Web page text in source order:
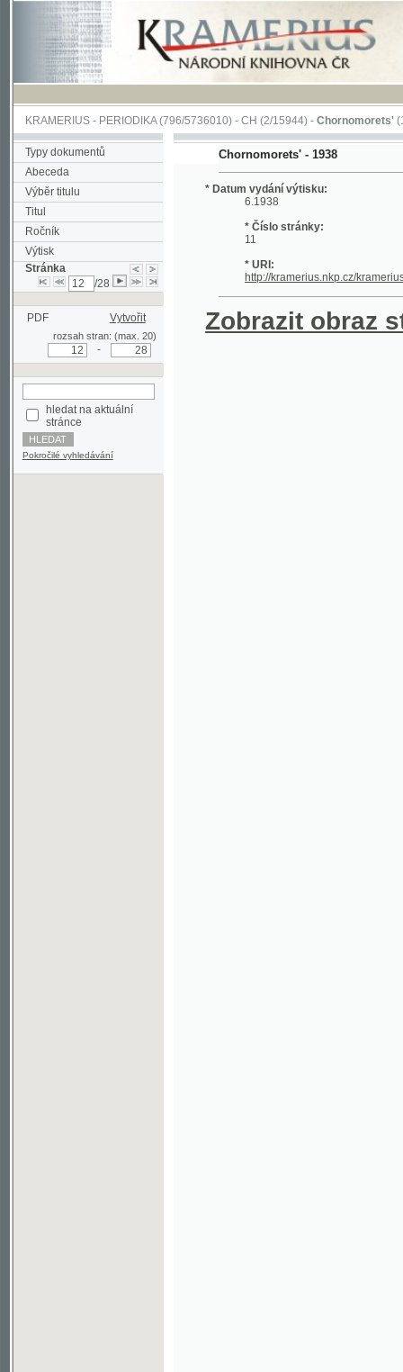
KRAMERIUS-PERIODIKA(796/5736010) -CH(2/15944) -Chornomorets'(1/115)
Typy dokumentů
Abeceda
Výběr titulu
Titul
Ročník
Výtisk
Stránka
PDF Vytvořit
rozsah stran: (max. 20)
stránce
Pokročilé vyhledávání
Chornomorets' - 1938
* Datum vydání výtisku:
6.1938
* Číslo stránky:
* URI:
Zobrazit obraz